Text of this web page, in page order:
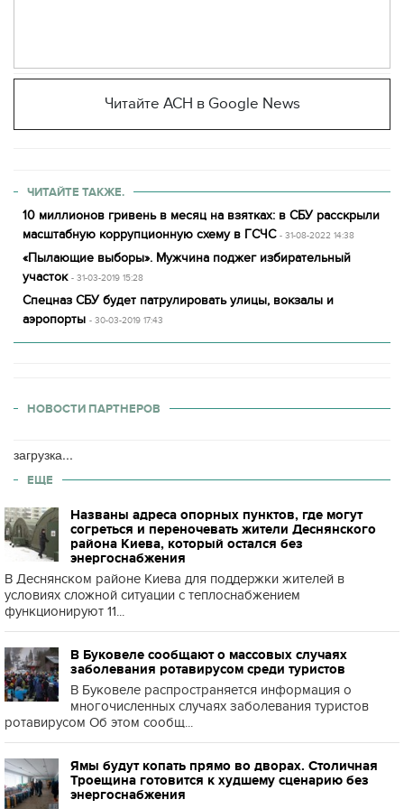
Читайте АСН в Google News
ЧИТАЙТЕ ТАКЖЕ.
10 миллионов гривень в месяц на взятках: в СБУ расскрыли
масштабную коррупционную схему в ГСЧС - 31-08-2022 14:38
«Пылающие выборы». Мужчина поджег избирательный
участок - 31-03-2019 15:28
Спецназ СБУ будет патрулировать улицы, вокзалы и
аэропорты - 30-03-2019 17:43
НОВОСТИ ПАРТНЕРОВ
загрузка...
ЕЩЕ
Названы адреса опорных пунктов, где могут
согреться и переночевать жители Деснянского
района Киева, который остался без
энергоснабжения
В Деснянском районе Киева для поддержки жителей в
условиях сложной ситуации с теплоснабжением
функционируют 11...
В Буковеле сообщают о массовых случаях
заболевания ротавирусом среди туристов
В Буковеле распространяется информация о
многочисленных случаях заболевания туристов
ротавирусом Об этом сообщ...
Ямы будут копать прямо во дворах. Столичная
Троещина готовится к худшему сценарию без
энергоснабжения